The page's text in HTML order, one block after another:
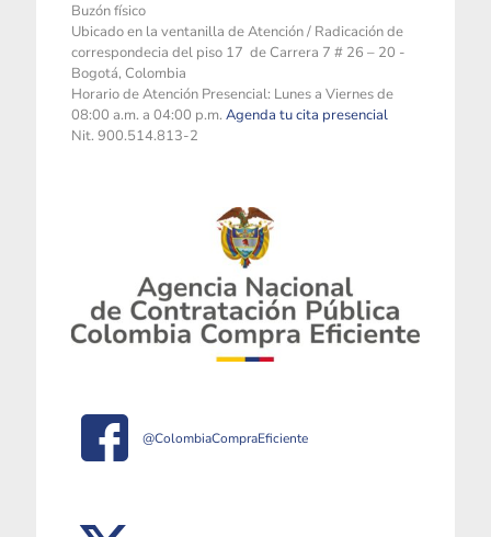
Buzón físico
Ubicado en la ventanilla de Atención / Radicación de
correspondecia del piso 17 de Carrera 7 # 26 – 20 -
Bogotá, Colombia
Horario de Atención Presencial: Lunes a Viernes de
08:00 a.m. a 04:00 p.m. Agenda tu cita presencial
Nit. 900.514.813-2
@ColombiaCompraEficiente